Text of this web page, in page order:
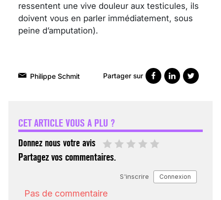
ressentent une vive douleur aux testicules, ils
doivent vous en parler immédiatement, sous
peine d’amputation).
Philippe Schmit Partager sur
CET ARTICLE VOUS A PLU ?
Donnez nous votre avis
Partagez vos commentaires.